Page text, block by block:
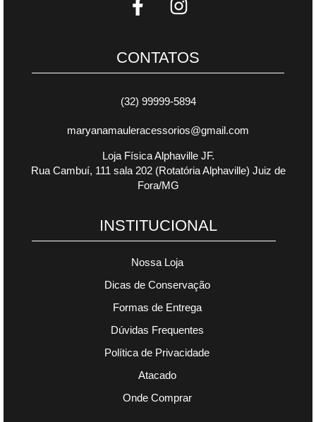
CONTATOS
(32) 99999-5894
maryanamauleracessorios@gmail.com
Loja Física Alphaville JF.
Rua Cambuí, 111 sala 202 (Rotatória Alphaville) Juiz de
Fora/MG
INSTITUCIONAL
Nossa Loja
Dicas de Conservação
Formas de Entrega
Dúvidas Frequentes
Política de Privacidade
Atacado
Onde Comprar